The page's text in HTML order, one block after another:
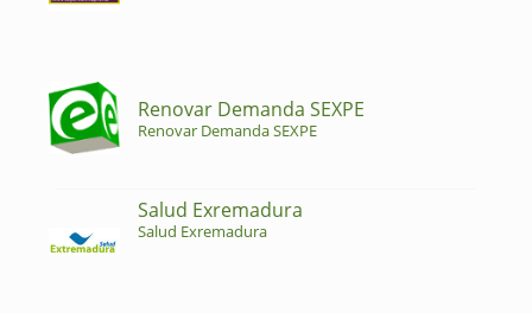
Renovar Demanda SEXPE
Renovar Demanda SEXPE
Salud Exremadura
Salud Exremadura